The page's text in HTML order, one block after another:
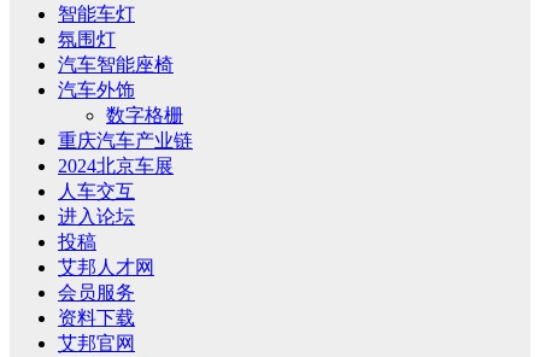
智能车灯
氛围灯
汽车智能座椅
汽车外饰
数字格栅
重庆汽车产业链
2024北京车展
人车交互
进入论坛
投稿
艾邦人才网
会员服务
资料下载
艾邦官网